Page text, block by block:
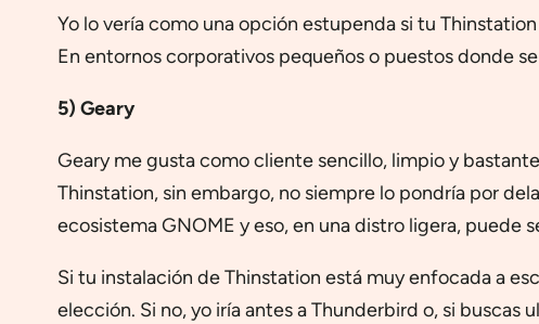
Yo lo vería como una opción estupenda si tu
En entornos corporativos pequeños o puestos donde
5) Geary
Geary me gusta como cliente sencillo, limpio y
Thinstation, sin embargo, no siempre lo pondría por
ecosistema GNOME y eso, en una distro ligera, puede
Si tu instalación de Thinstation está muy enfocada a
elección. Si no, yo iría antes a Thunderbird o, si buscas